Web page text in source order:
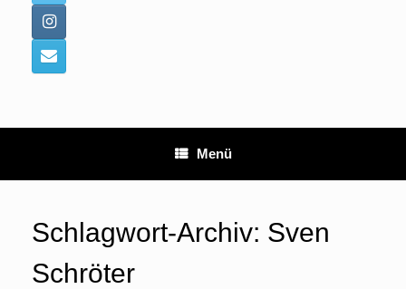
Menü
Schlagwort-Archiv: Sven
Schröter